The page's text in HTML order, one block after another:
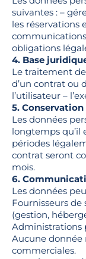
suivantes : –
les réservations
obligations
4. Base
Le traitement
d’un contrat ou
l’utilisateur –
5. Conservation
Les données
longtemps qu’il
périodes
contrat seront
mois.
6.
Les données
Fournisseurs de
(gestion,
Administrations
Aucune donnée
commerciales.